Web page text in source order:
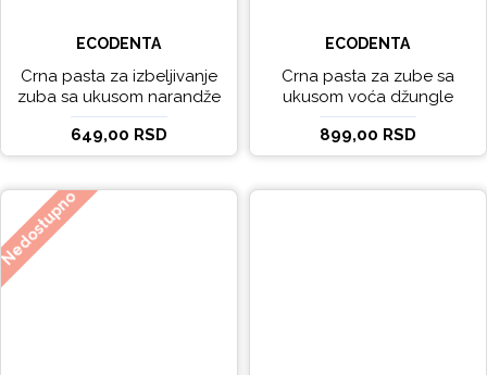
ECODENTA
Crna pasta za izbeljivanje
zuba sa ukusom narandže
Ecodenta 100 ml
649,00 RSD
ECODENTA
Crna pasta za zube sa
ukusom voća džungle
Ecodenta 75 ml
899,00 RSD